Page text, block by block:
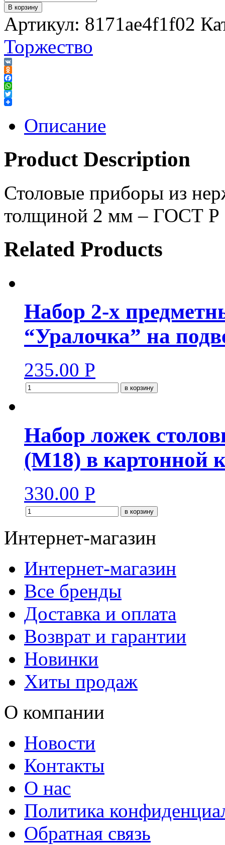
В корзину
Артикул: 8171ae4f1f02
Торжество
VK
Odnoklassniki
Facebook
WhatsApp
Twitter
Описание
Product Description
Столовые приборы из
толщиной 2 мм – ГОСТ Р
Related Products
Набор 2-х
“Уралочка” на
235.00 Р
в корзину
Набор ложек
(М18) в картонной
330.00 Р
в корзину
Интернет-магазин
Интернет-магазин
Все бренды
Доставка и оплата
Возврат и гарантии
Новинки
Хиты продаж
О компании
Новости
Контакты
О нас
Политика
Обратная связь